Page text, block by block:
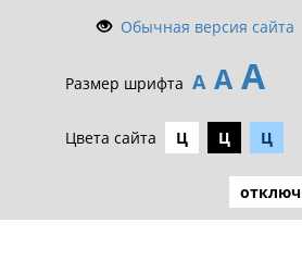
Обычная версия сайта
Размер шрифта А А А
Цвета сайта Ц Ц Ц